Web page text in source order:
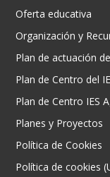
Oferta educativa
Organización y
Plan de actuación
Plan de Centro del
Plan de Centro IES
Planes y Proyectos
Política de Cookies
Política de cookies